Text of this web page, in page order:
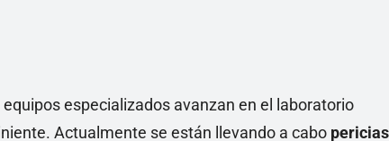
especializados avanzan en el laboratorio
Actualmente se están llevando a cabo pericias